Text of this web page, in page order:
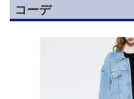
コーデ